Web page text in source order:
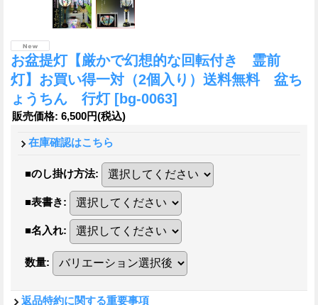
お盆提灯【厳かで幻想的な回転付き 霊前
灯】お買い得一対（2個入り）送料無料 盆ち
ょうちん 行灯 [bg-0063]
販売価格: 6,500円(税込)
在庫確認はこちら
■のし掛け方法:
■表書き:
■名入れ:
数量:
返品特約に関する重要事項